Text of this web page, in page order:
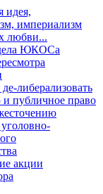
идея,
империализм
любви...
ЮКОСа
либерализовать
публичное право
акции